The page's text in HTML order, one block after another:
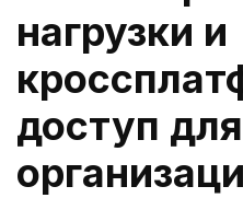
нагрузки и
доступ